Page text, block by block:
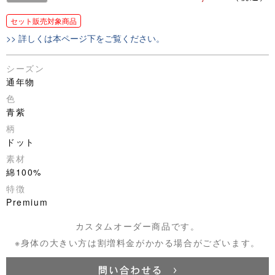
セット販売対象商品
>> 詳しくは本ページ下をご覧ください。
シーズン
通年物
色
青紫
柄
ドット
素材
綿100%
特徴
Premium
カスタムオーダー商品です。
※身体の大きい方は割増料金がかかる場合がございます。